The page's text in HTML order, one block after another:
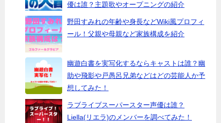
優は誰？主題歌やオープニングの紹介
野田すみれの年齢や身長などWiki風プロフィ
ール！父親や母親など家族構成を紹介
幽遊白書を実写化するならキャストは誰？幽
助や飛影や戸愚呂兄弟などはどの芸能人か予
想してみた！
ラブライブスーパースター声優は誰？
Liella(リエラ)のメンバーを調べてみた！